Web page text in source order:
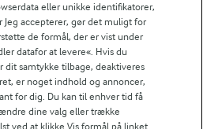
rapporter for Arla Foods
rapporter for Jörd
rapporter for Lurpak PB
eller unikke identifikatorer,
accepterer, gør det muligt for
de formål, der er vist under
datafor at levere«. Hvis du
samtykke tilbage, deaktiveres
er noget indhold og annoncer,
for dig. Du kan til enhver tid få
dine valg eller trække
ved at klikke Vis formål på linket